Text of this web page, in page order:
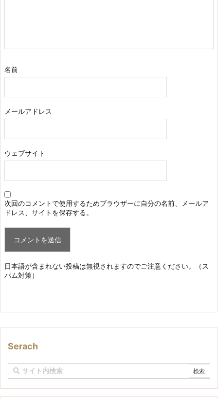
名前
メールアドレス
ウェブサイト
次回のコメントで使用するためブラウザーに自分の名前、メールア
ドレス、サイトを保存する。
日本語が含まれない投稿は無視されますのでご注意ください。（ス
パム対策）
Serach